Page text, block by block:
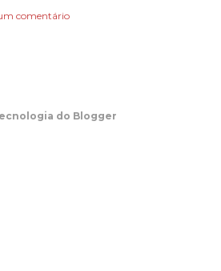
comentário
do Blogger